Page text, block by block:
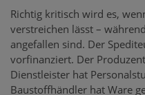
Richtig kritisch wird es,
verstreichen lässt –
angefallen sind. Der
vorfinanziert. Der
Dienstleister hat
Baustoffhändler hat Ware